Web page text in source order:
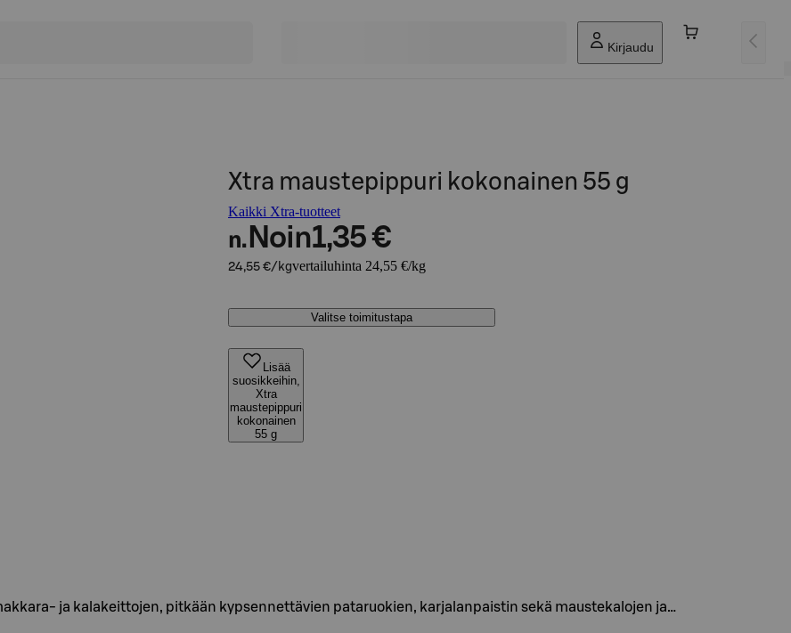
Kirjaudu
Xtra maustepippuri kokonainen 55 g
Kaikki Xtra-tuotteet
n. Noin1,35 €
24,55 €/kgvertailuhinta 24,55 €/kg
Valitse toimitustapa
Lisää
suosikkeihin,
Xtra
maustepippuri
kokonainen
55 g
ja kalakeittojen, pitkään kypsennettävien pataruokien, karjalanpaistin sekä maustekalojen ja…